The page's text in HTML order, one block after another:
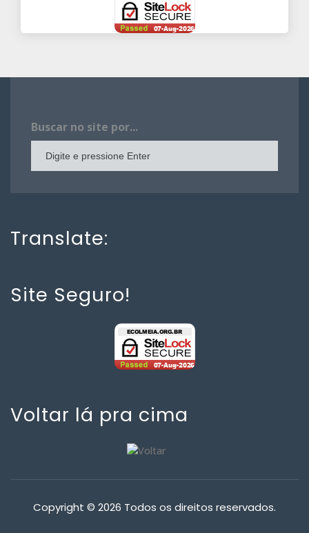
Buscar no site por...
Translate:
Site Seguro!
Voltar lá pra cima
Copyright © 2026 Todos os direitos reservados.